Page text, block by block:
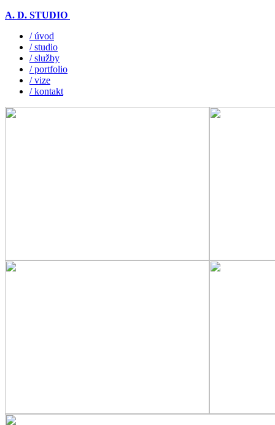
A. D. STUDIO
/ úvod
/ studio
/ služby
/ portfolio
/ vize
/ kontakt